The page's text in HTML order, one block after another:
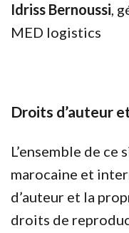
Idriss Bernoussi,
MED logistics
Droits d’auteur
L’ensemble de
marocaine et
d’auteur et la
droits de